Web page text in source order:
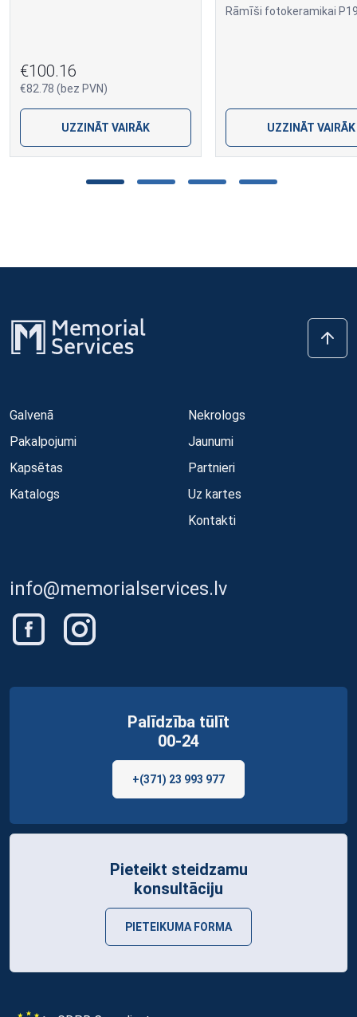
€100.16
€82.78 (bez PVN)
UZZINĀT VAIRĀK UZZINĀT VAIRĀK
Galvenā
Pakalpojumi
Kapsētas
Katalogs
Nekrologs
Jaunumi
Partnieri
Uz kartes
Kontakti
info@memorialservices.lv
Palīdzība tūlīt
00-24
+(371) 23 993 977
Pieteikt steidzamu
konsultāciju
PIETEIKUMA FORMA